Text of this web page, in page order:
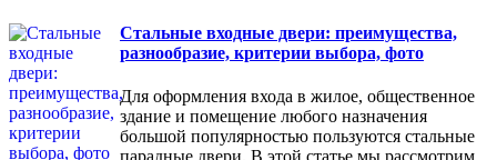
Стальные входные двери: преимущества,
разнообразие, критерии выбора, фото
Для оформления входа в жилое, общественное
здание и помещение любого назначения
большой популярностью пользуются стальные
парадные двери. В этой статье мы рассмотрим